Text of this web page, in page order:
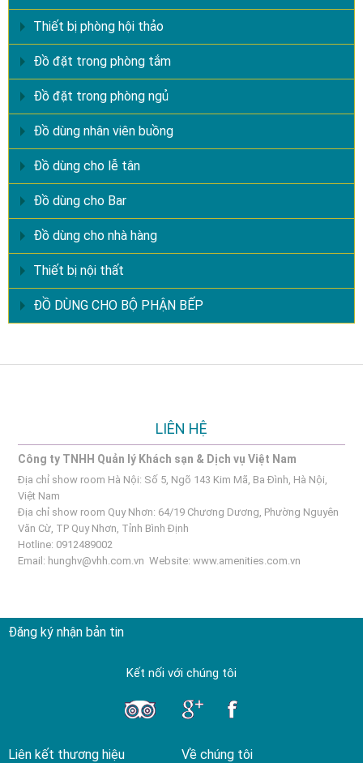
Thiết bị phòng hội thảo
Đồ đặt trong phòng tắm
Đồ đặt trong phòng ngủ
Đồ dùng nhân viên buồng
Đồ dùng cho lễ tân
Đồ dùng cho Bar
Đồ dùng cho nhà hàng
Thiết bị nội thất
ĐỒ DÙNG CHO BỘ PHẬN BẾP
LIÊN HỆ
Công ty TNHH Quản lý Khách sạn & Dịch vụ Việt Nam
Địa chỉ show room Hà Nội: Số 5, Ngõ 143 Kim Mã, Ba Đình, Hà Nội,
Việt Nam
Địa chỉ show room Quy Nhơn: 64/19 Chương Dương, Phường Nguyên
Văn Cừ, TP Quy Nhơn, Tỉnh Bình Định
Hotline: 0912489002
Email: hunghv@vhh.com.vn Website:www.amenities.com.vn
Đăng ký nhận bản tin
Kết nối với chúng tôi
Liên kết thương hiệu Về chúng tôi